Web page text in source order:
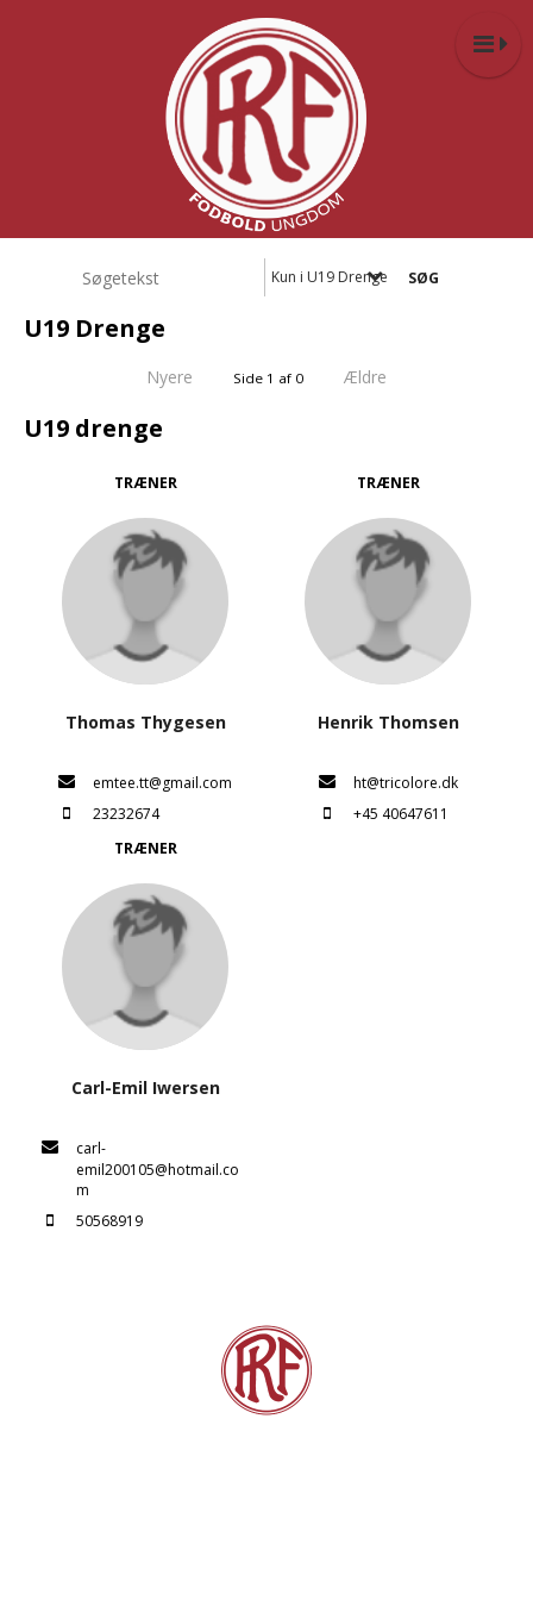
Kun i U19 Drenge
U19 Drenge
Nyere Side 1 af 0 Ældre
U19 drenge
TRÆNER
Thomas Thygesen
emtee.tt@gmail.com
23232674
TRÆNER
Henrik Thomsen
ht@tricolore.dk
+45 40647611
TRÆNER
Carl-Emil Iwersen
carl-
emil200105@hotmail.co
m
50568919